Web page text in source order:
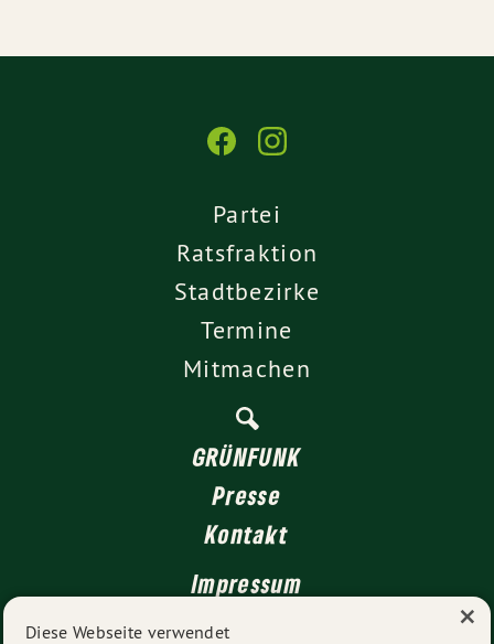
Partei
Ratsfraktion
Stadtbezirke
Termine
Mitmachen
GRÜNFUNK
Presse
Kontakt
Impressum
Datenschutz
Diese Webseite verwendet ×